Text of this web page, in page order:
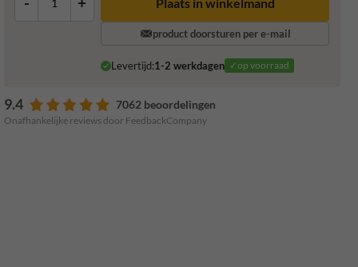
product doorsturen per e-mail
Levertijd:1-2 werkdagen ✓op voorraad
9.4 7062 beoordelingen
Onafhankelijke reviews door FeedbackCompany